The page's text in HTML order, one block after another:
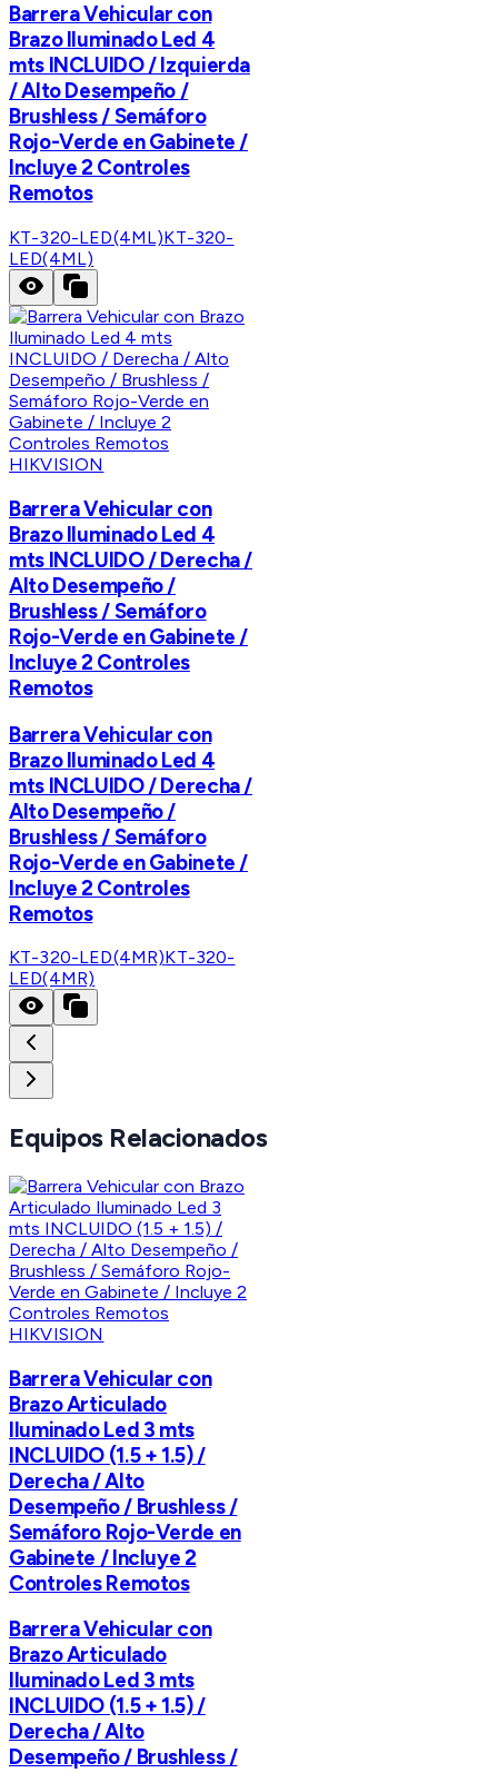
Barrera Vehicular con
Brazo Iluminado Led 4
mts INCLUIDO / Izquierda
/ Alto Desempeño /
Brushless / Semáforo
Rojo-Verde en Gabinete /
Incluye 2 Controles
Remotos
KT-320-LED(4ML)KT-320-
LED(4ML)
HIKVISION
Barrera Vehicular con
Brazo Iluminado Led 4
mts INCLUIDO / Derecha /
Alto Desempeño /
Brushless / Semáforo
Rojo-Verde en Gabinete /
Incluye 2 Controles
Remotos
Barrera Vehicular con
Brazo Iluminado Led 4
mts INCLUIDO / Derecha /
Alto Desempeño /
Brushless / Semáforo
Rojo-Verde en Gabinete /
Incluye 2 Controles
Remotos
KT-320-LED(4MR)KT-320-
LED(4MR)
Equipos Relacionados
HIKVISION
Barrera Vehicular con
Brazo Articulado
Iluminado Led 3 mts
INCLUIDO (1.5 + 1.5) /
Derecha / Alto
Desempeño / Brushless /
Semáforo Rojo-Verde en
Gabinete / Incluye 2
Controles Remotos
Barrera Vehicular con
Brazo Articulado
Iluminado Led 3 mts
INCLUIDO (1.5 + 1.5) /
Derecha / Alto
Desempeño / Brushless /